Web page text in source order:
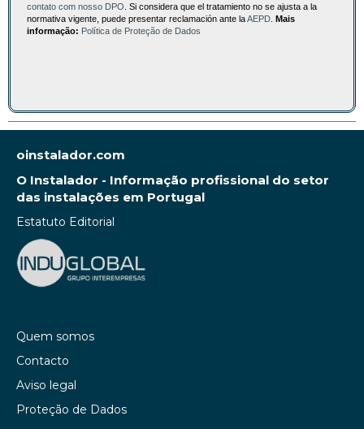
contato com nosso DPO . Si considera que el tratamiento no se ajusta a la
normativa vigente, puede presentar reclamación ante laAEPD Mais
informação: Política de Proteção de Dados
oinstalador.com
O Instalador - Informação profissional do setor
das instalações em Portugal
Estatuto Editorial
Quem somos
Contacto
Aviso legal
Proteção de Dados